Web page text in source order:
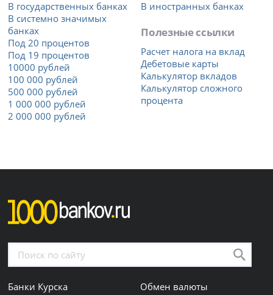
В государственных банках
В системно значимых
банках
Под 20 процентов
Под 19 процентов
10000 рублей
100 000 рублей
500 000 рублей
1 000 000 рублей
2 000 000 рублей
В иностранных банках
Полезные ссылки
Расчет налога на вклад
Дебетовые карты
Калькулятор вкладов
Калькулятор сложного
процента
Банки Курска
Обмен валюты